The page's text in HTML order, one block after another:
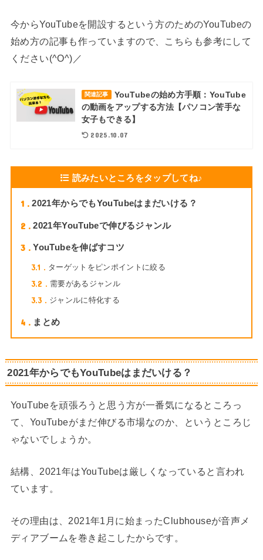
今からYouTubeを開設するという方のためのYouTubeの
始め方の記事も作っていますので、こちらも参考にして
ください(^O^)／
関連記事
YouTubeの始め方手順：YouTube
の動画をアップする方法【パソコン苦手な
女子もできる】
2025.10.07
読みたいところをタップしてね♪
1 2021年からでもYouTubeはまだいける？
2 2021年YouTubeで伸びるジャンル
3 YouTubeを伸ばすコツ
3.1 ターゲットをピンポイントに絞る
3.2 需要があるジャンル
3.3 ジャンルに特化する
4 まとめ
2021年からでもYouTubeはまだいける？
YouTubeを頑張ろうと思う方が一番気になるところっ
て、YouTubeがまだ伸びる市場なのか、というところじ
ゃないでしょうか。
結構、2021年はYouTubeは厳しくなっていると言われ
ています。
その理由は、2021年1月に始まったClubhouseが音声メ
ディアブームを巻き起こしたからです。